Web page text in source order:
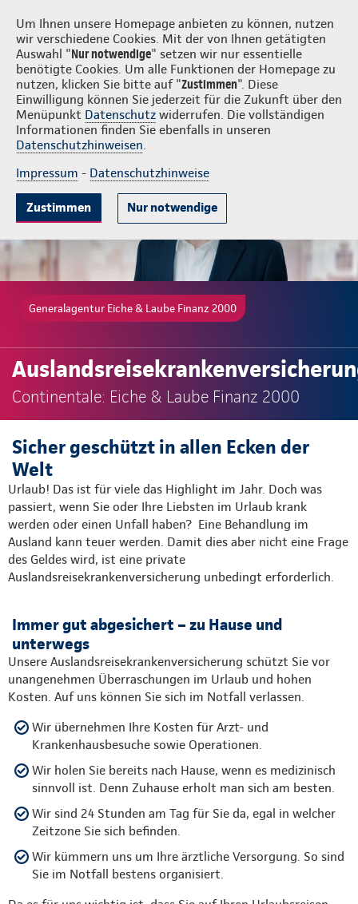
Um Ihnen unsere Homepage anbieten zu können, nutzen
wir verschiedene Cookies. Mit der von Ihnen getätigten
Auswahl "Nur notwendige" setzen wir nur essentielle
benötigte Cookies. Um alle Funktionen der Homepage zu
nutzen, klicken Sie bitte auf "Zustimmen". Diese
Einwilligung können Sie jederzeit für die Zukunft über den
Menüpunkt Datenschutz widerrufen. Die vollständigen
Informationen finden Sie ebenfalls in unseren
Datenschutzhinweisen.
Impressum - Datenschutzhinweise
Zustimmen Nur notwendige
Eiche & Laube Finanz 2000 Login
Gute Gründe Tarife & Leistungen Wissenswertes Beratung &
Generalagentur Eiche & Laube Finanz 2000
Continentale: Eiche & Laube Finanz 2000
Sicher geschützt in allen Ecken der
Welt
Urlaub! Das ist für viele das Highlight im Jahr. Doch was
passiert, wenn Sie oder Ihre Liebsten im Urlaub krank
werden oder einen Unfall haben? Eine Behandlung im
Ausland kann teuer werden. Damit dies aber nicht eine Frage
des Geldes wird, ist eine private
Auslandsreisekrankenversicherung unbedingt erforderlich.
Immer gut abgesichert – zu Hause und
unterwegs
Unsere Auslandsreisekrankenversicherung schützt Sie vor
unangenehmen Überraschungen im Urlaub und hohen
Kosten. Auf uns können Sie sich im Notfall verlassen.
Wir übernehmen Ihre Kosten für Arzt- und
Krankenhausbesuche sowie Operationen.
Wir holen Sie bereits nach Hause, wenn es medizinisch
sinnvoll ist. Denn Zuhause erholt man sich am besten.
Wir sind 24 Stunden am Tag für Sie da, egal in welcher
Zeitzone Sie sich befinden.
Wir kümmern uns um Ihre ärztliche Versorgung. So sind
Sie im Notfall bestens organisiert.